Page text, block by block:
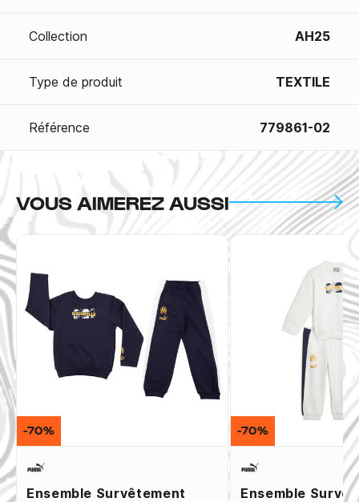
Collection AH25
Type de produit TEXTILE
Référence 779861-02
VOUS AIMEREZ AUSSI
Ensemble Survêtement
-70%
Ensemble
-70%